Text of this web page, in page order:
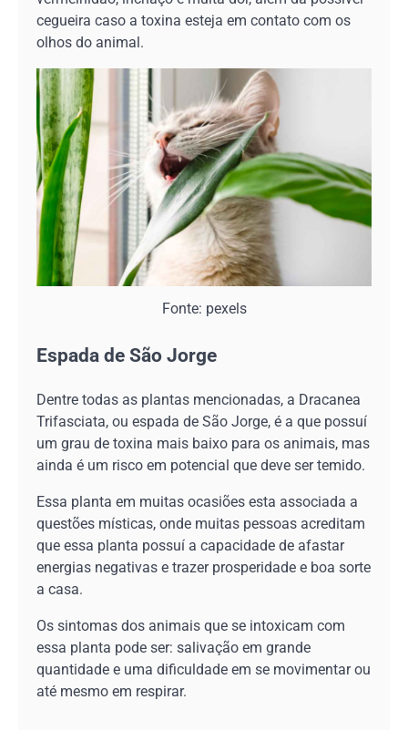
cegueira caso a toxina esteja em contato com os
olhos do animal.
Fonte: pexels
Espada de São Jorge
Dentre todas as plantas mencionadas, a Dracanea
Trifasciata, ou espada de São Jorge, é a que possuí
um grau de toxina mais baixo para os animais, mas
ainda é um risco em potencial que deve ser temido.
Essa planta em muitas ocasiões esta associada a
questões místicas, onde muitas pessoas acreditam
que essa planta possuí a capacidade de afastar
energias negativas e trazer prosperidade e boa sorte
a casa.
Os sintomas dos animais que se intoxicam com
essa planta pode ser: salivação em grande
quantidade e uma dificuldade em se movimentar ou
até mesmo em respirar.